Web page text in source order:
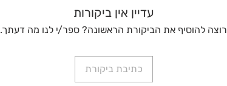
עדיין אין ביקורות
רוצה להוסיף את הביקורת הראשונה? ספר/י לנו מה דעתך.
כתיבת ביקורת